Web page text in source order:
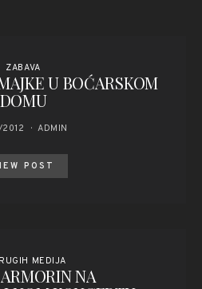
ZABAVA
U BOĆARSKOM
DOMU
2012 ADMIN
POST
MEDIJA
NA